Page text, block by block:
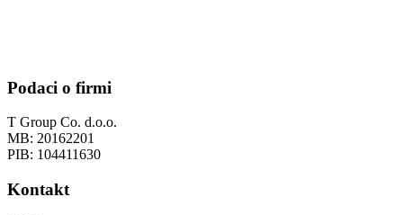
Podaci o firmi
T Group Co. d.o.o.
MB: 20162201
PIB: 104411630
Kontakt